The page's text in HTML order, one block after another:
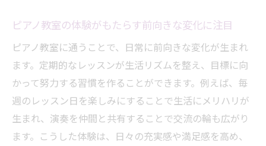
目
シニアの認知機能維持に役立つピアノ教室活用
法
ピアノ教室を活用した認知機能アップのコ
ツ
シニアにおすすめのピアノ教室脳トレ法と
は
ピアノ教室の体験がもたらす前向きな変化に注目
ピアノ教室に通うことで、日常に前向きな変化が生まれ
ます。定期的なレッスンが生活リズムを整え、目標に向
かって努力する習慣を作ることができます。例えば、毎
週のレッスン日を楽しみにすることで生活にメリハリが
生まれ、演奏を仲間と共有することで交流の輪も広がり
ます。こうした体験は、日々の充実感や満足感を高め、